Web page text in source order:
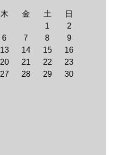
木 金 土
日
1
2
6 7 8
9
13 14 15
16
20 21 22
23
27 28 29
30